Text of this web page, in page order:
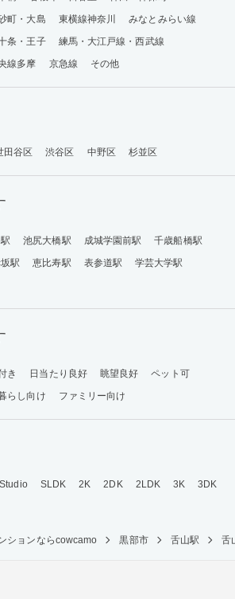
町・大島 東横線神奈川
みなとみらい線
条・王子
練馬・大江戸線・西武線
線多摩 京急線 その他
田谷区 渋谷区 中野区 杉並区
池尻大橋駅 成城学園前駅
千歳船橋駅
駅 恵比寿駅 表参道駅
学芸大学駅
き 日当たり良好 眺望良好
ペット可
らし向け ファミリー向け
Studio SLDK 2K 2DK 2LDK 3K
3DK
ションならcowcamo 黒部市 舌山駅 舌